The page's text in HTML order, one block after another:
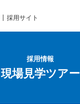
採用サイト
採用情報
現場見学ツアー